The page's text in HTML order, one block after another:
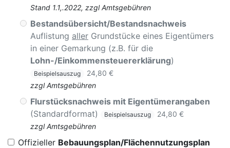
Stand 1.1,.2022, zzgl Amtsgebühren
Bestandsübersicht/Bestandsnachweis
Auflistung aller Grundstücke eines Eigentümers
in einer Gemarkung (z.B. für die
Lohn-/Einkommensteuererklärung)
Beispielsauszug
24,80 €
zzgl Amtsgebühren
Flurstücksnachweis mit Eigentümerangaben
(Standardformat)
Beispielsauszug
24,80 €
zzgl Amtsgebühren
Offizieller Bebauungsplan/Flächennutzungsplan